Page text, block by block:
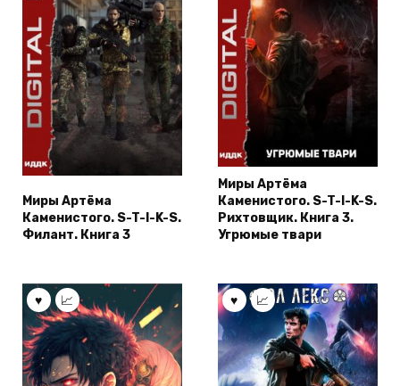
Миры Артёма
Каменистого. S-T-I-K-S.
Филант. Книга 3
Миры Артёма
Каменистого. S-T-I-K-S.
Рихтовщик. Книга 3.
Угрюмые твари